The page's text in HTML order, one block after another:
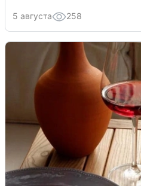
5 августа 258